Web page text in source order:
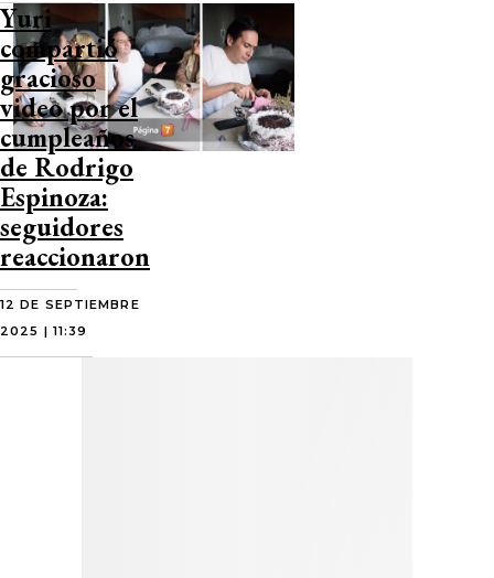
Yuri
compartió
gracioso
video por el
cumpleaños
de Rodrigo
Espinoza:
seguidores
reaccionaron
12 DE SEPTIEMBRE
2025 | 11:39